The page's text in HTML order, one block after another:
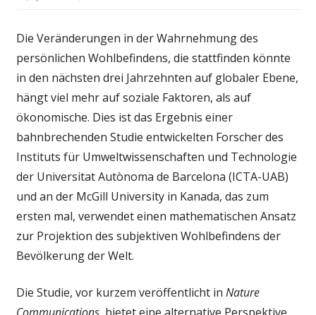
in
das
menschliche
Wohlbefinden
richten
auf
soziale
Faktoren
als
wirtschaftliche
Die Veränderungen in der Wahrnehmung des
persönlichen Wohlbefindens, die stattfinden könnte
in den nächsten drei Jahrzehnten auf globaler Ebene,
hängt viel mehr auf soziale Faktoren, als auf
ökonomische. Dies ist das Ergebnis einer
bahnbrechenden Studie entwickelten Forscher des
Instituts für Umweltwissenschaften und Technologie
der Universitat Autònoma de Barcelona (ICTA-UAB)
und an der McGill University in Kanada, das zum
ersten mal, verwendet einen mathematischen Ansatz
zur Projektion des subjektiven Wohlbefindens der
Bevölkerung der Welt.
Die Studie, vor kurzem veröffentlicht in Nature